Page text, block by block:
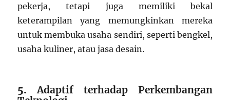
pekerja, tetapi juga memiliki bekal
keterampilan yang memungkinkan mereka
untuk membuka usaha sendiri, seperti bengkel,
usaha kuliner, atau jasa desain.
5.Adaptif terhadap Perkembangan